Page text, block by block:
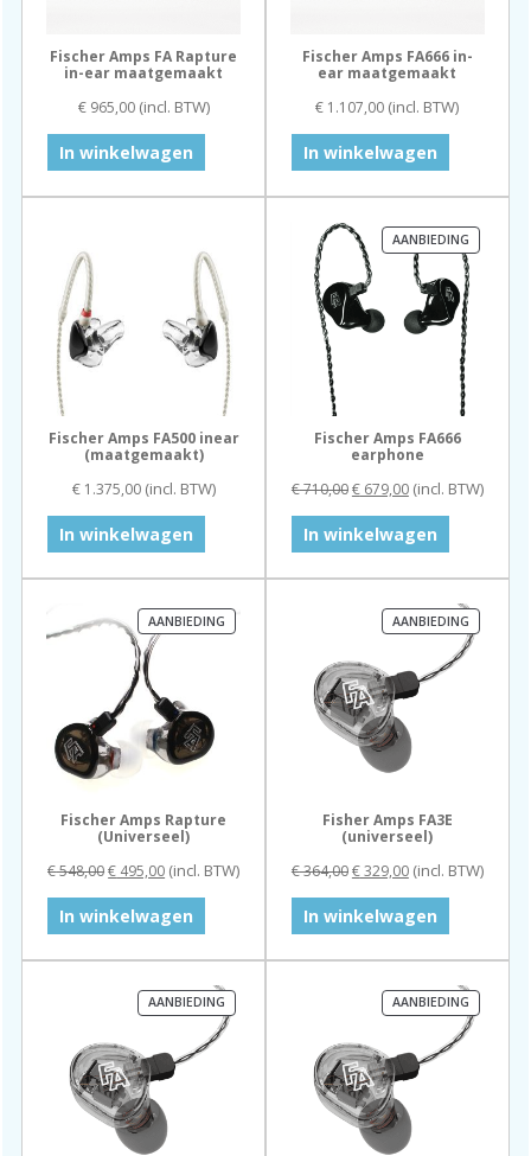
Fischer Amps FA Rapture
in-ear maatgemaakt
€965,00 (incl. BTW)
In winkelwagen
Fischer Amps FA666 in-
ear maatgemaakt
€ 1.107,00 (incl. BTW)
In winkelwagen
Fischer Amps FA500 inear
(maatgemaakt)
€1.375,00 (incl. BTW)
In winkelwagen
AANBIEDINGPRODUCT
IN
DE
Fischer Amps FA666
earphone
€710,00Oorspronkelijke
was:
€ 710,00.
€679,00Huidige
is:
€ 679,00.
(incl. BTW)
In winkelwagen
AANBIEDING
IN
Fischer Amps Rapture
(Universeel)
€548,00Oorspronkelijke
was:
€ 548,00.
€ 495,00Huidige
is:
€ 495,00.
(incl. BTW)
In winkelwagen
AANBIEDINGPRODUCT
IN
DE
Fisher Amps FA3E
(universeel)
€364,00Oorspronkelijke
was:
€ 364,00.
€329,00Huidige
is:
€ 329,00.
(incl. BTW)
In winkelwagen
AANBIEDING
IN
AANBIEDINGPRODUCT
IN
DE